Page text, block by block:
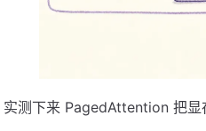
实测下来 PagedAttention 把显